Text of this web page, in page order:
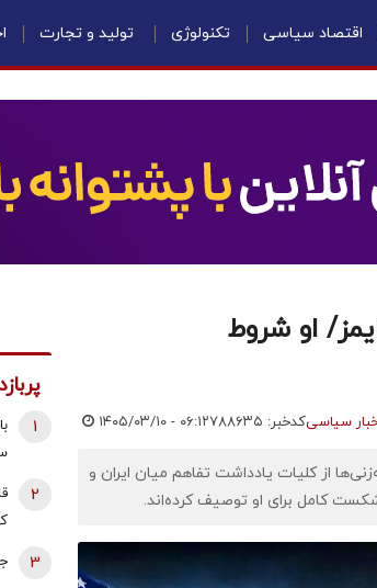
اقتصاد سیاسی تکنولوژی تولید و تجارت
او شروط
سیاسیکدخبر: ۷۸۸۶۳۵ ۱۴۰۵/۰۳/۱۰ - ۰۶:۱۲
از کلیات یادداشت تفاهم میان ایران و
کامل برای او توصیف کرده‌اند.
1
2
3